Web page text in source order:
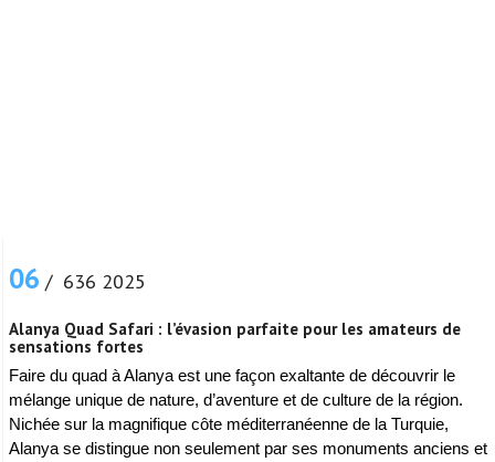
06 / 636 2025
Alanya Quad Safari : l’évasion parfaite pour les amateurs de
sensations fortes
Faire du quad à Alanya est une façon exaltante de découvrir le
mélange unique de nature, d’aventure et de culture de la région.
Nichée sur la magnifique côte méditerranéenne de la Turquie,
Alanya se distingue non seulement par ses monuments anciens et